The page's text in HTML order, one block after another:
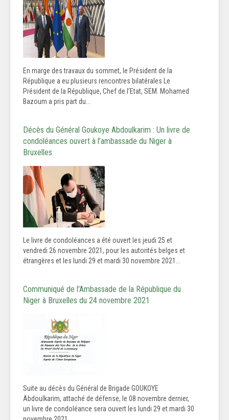
En marge des travaux du sommet, le Président de la
République a eu plusieurs rencontres bilatérales Le
Président de la République, Chef de l’Etat, SEM. Mohamed
Bazoum a pris part du...
Décès du Général Goukoye Abdoulkarim : Un livre de
condoléances ouvert à l’ambassade du Niger à
Bruxelles
Le livre de condoléances a été ouvert les jeudi 25 et
vendredi 26 novembre 2021, pour les autorités belges et
étrangères et les lundi 29 et mardi 30 novembre 2021...
Communiqué de l'Ambassade de la République du
Niger à Bruxelles du 24 novembre 2021
Suite au décès du Général de Brigade GOUKOYE
Abdoulkarim, attaché de défense, le 08 novembre dernier,
un livre de condoléance sera ouvert les lundi 29 et mardi 30